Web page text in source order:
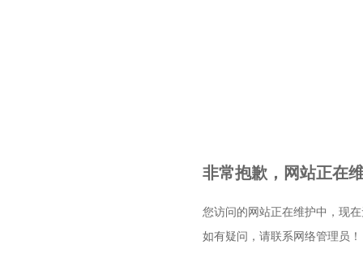
非常抱歉，网站正在
您访问的网站正在维护中，现
如有疑问，请联系网络管理员！